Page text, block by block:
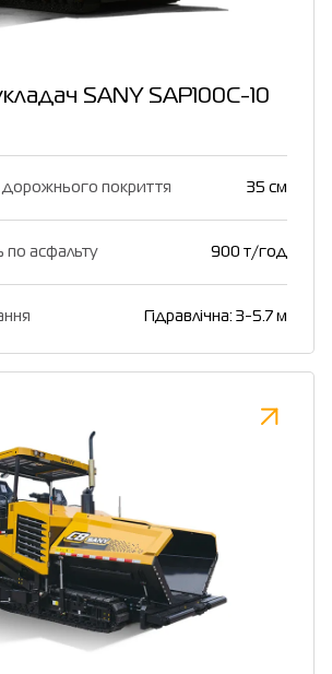
SANY SAP100C-10
покриття 35 см
по асфальту 900 т/год
Гідравлічна: 3-5.7 м